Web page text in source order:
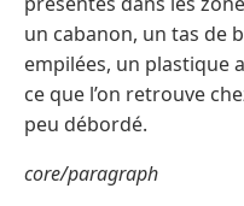
un cabanon, un tas de
empilées, un plastique
ce que l’on retrouve
peu débordé.
core/paragraph